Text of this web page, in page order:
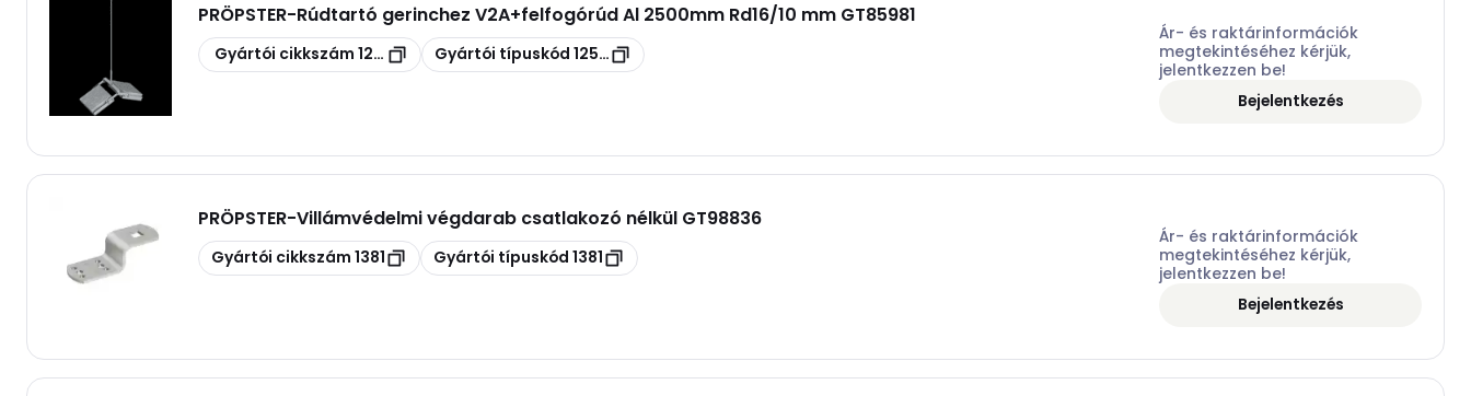
PRÖPSTER-Rúdtartó gerinchez V2A+felfogórúd Al 2500mm Rd16/10 mm GT85981
Másolás
Gyártói cikkszám 1259S Másolás
Gyártói típuskód 1259S
Ár- és raktárinformációk
megtekintéséhez kérjük,
jelentkezzen be!
Bejelentkezés
PRÖPSTER-Villámvédelmi végdarab csatlakozó nélkül GT98836
Másolás
Gyártói cikkszám 1381 Másolás
Gyártói típuskód 1381
Ár- és raktárinformációk
megtekintéséhez kérjük,
jelentkezzen be!
Bejelentkezés